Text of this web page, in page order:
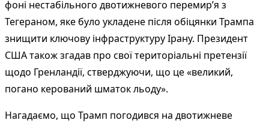
фоні нестабільного двотижневого перемир’я з
Тегераном, яке було укладене після обіцянки Трампа
знищити ключову інфраструктуру Ірану. Президент
США також згадав про свої територіальні претензії
щодо Гренландії, стверджуючи, що це «великий,
погано керований шматок льоду».
Нагадаємо, що Трамп погодився на двотижневе